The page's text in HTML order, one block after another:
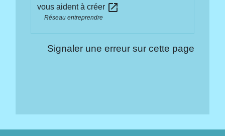
vous aident à créer open_in_new
Réseau entreprendre
Signaler une erreur sur cette page